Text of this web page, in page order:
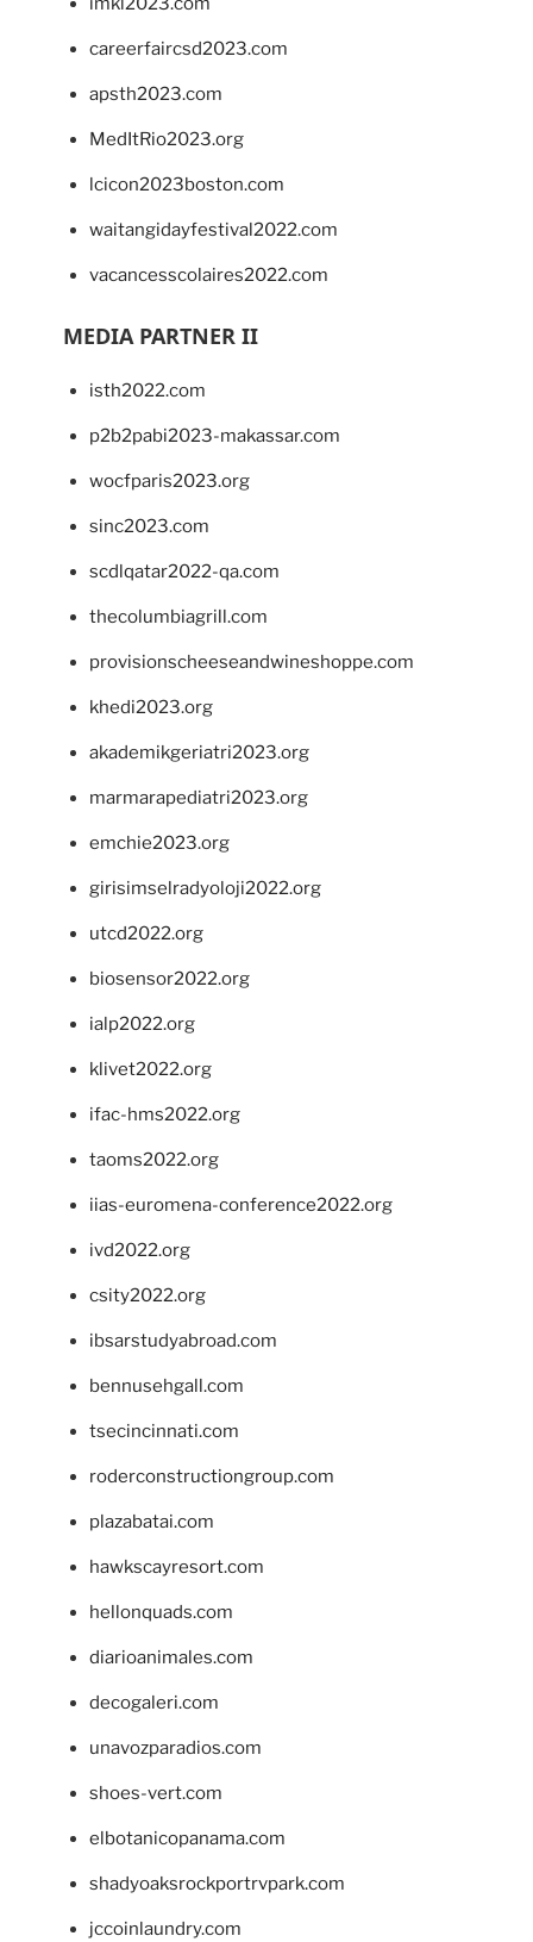
careerfaircsd2023.com
apsth2023.com
MedItRio2023.org
lcicon2023boston.com
waitangidayfestival2022.com
vacancesscolaires2022.com
MEDIA PARTNER II
isth2022.com
p2b2pabi2023-makassar.com
wocfparis2023.org
sinc2023.com
scdlqatar2022-qa.com
thecolumbiagrill.com
provisionscheeseandwineshoppe.com
khedi2023.org
akademikgeriatri2023.org
marmarapediatri2023.org
emchie2023.org
girisimselradyoloji2022.org
utcd2022.org
biosensor2022.org
ialp2022.org
klivet2022.org
ifac-hms2022.org
taoms2022.org
iias-euromena-conference2022.org
ivd2022.org
csity2022.org
ibsarstudyabroad.com
bennusehgall.com
tsecincinnati.com
roderconstructiongroup.com
plazabatai.com
hawkscayresort.com
hellonquads.com
diarioanimales.com
decogaleri.com
unavozparadios.com
shoes-vert.com
elbotanicopanama.com
shadyoaksrockportrvpark.com
jccoinlaundry.com